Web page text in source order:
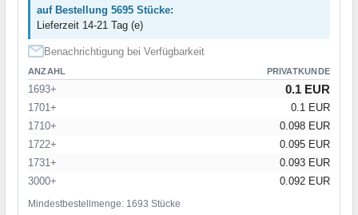
auf Bestellung 5695 Stücke:
Lieferzeit 14-21 Tag (e)
Benachrichtigung bei Verfügbarkeit
ANZAHL PRIVATKUNDE
1693+ 0.1 EUR
1701+
0.1 EUR
1710+
0.098 EUR
1722+
0.095 EUR
1731+
0.093 EUR
3000+
0.092 EUR
Mindestbestellmenge: 1693 Stücke